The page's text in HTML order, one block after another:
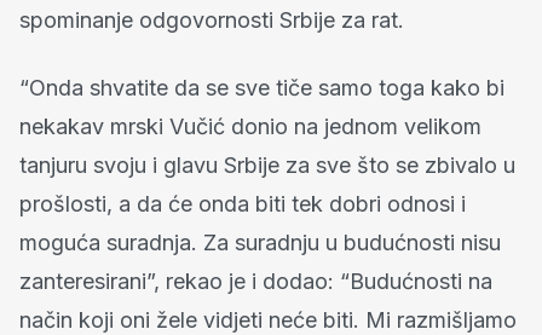
spominanje odgovornosti Srbije za rat.
“Onda shvatite da se sve tiče samo toga kako bi
nekakav mrski Vučić donio na jednom velikom
tanjuru svoju i glavu Srbije za sve što se zbivalo u
prošlosti, a da će onda biti tek dobri odnosi i
moguća suradnja. Za suradnju u budućnosti nisu
zanteresirani”, rekao je i dodao: “Budućnosti na
način koji oni žele vidjeti neće biti. Mi razmišljamo